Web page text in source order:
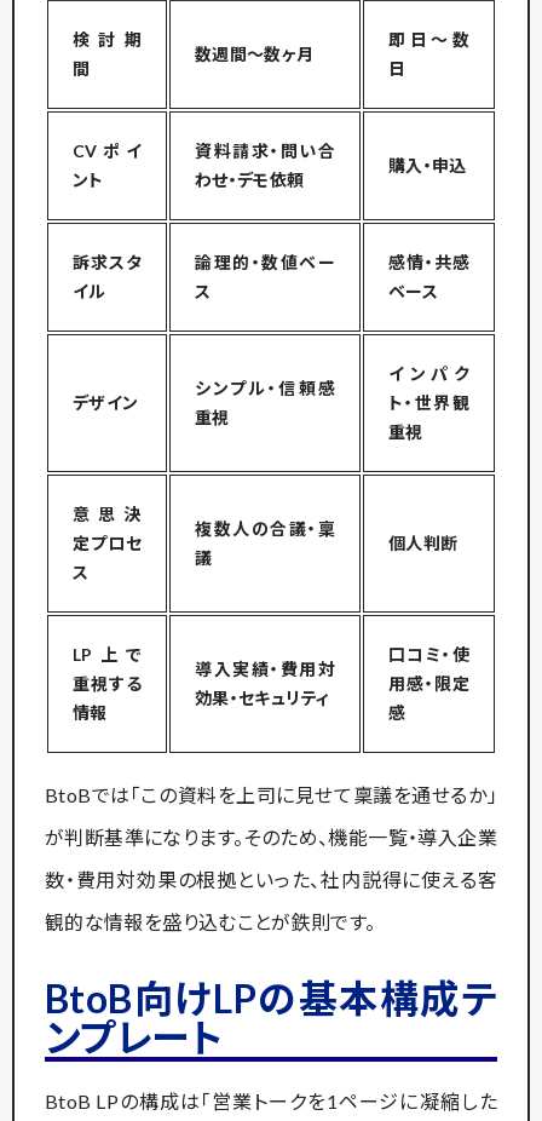
検討期
間
数週間〜数ヶ月
即日〜数
日
CVポイ
ント
資料請求・問い合
わせ・デモ依頼
購入・申込
訴求スタ
イル
論理的・数値ベー
ス
感情・共感
ベース
デザイン
シンプル・信頼感
重視
インパク
ト・世界観
重視
意思決
定プロセ
ス
複数人の合議・稟
議
個人判断
LP上で
重視する
情報
導入実績・費用対
効果・セキュリティ
口コミ・使
用感・限定
感
BtoBでは「この資料を上司に見せて稟議を通せるか」
が判断基準になります。そのため、機能一覧・導入企業
数・費用対効果の根拠といった、社内説得に使える客
観的な情報を盛り込むことが鉄則です。
BtoB向けLPの基本構成テ
ンプレート
BtoB LPの構成は「営業トークを1ページに凝縮した